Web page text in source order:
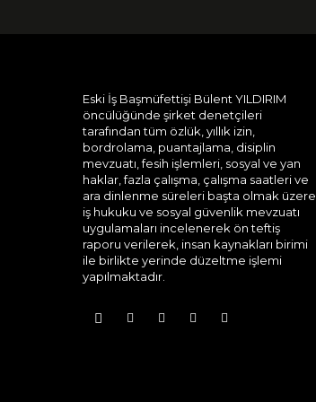
Eski İş Başmüfettişi Bülent YILDIRIM
öncülüğünde şirket denetçileri
tarafından tüm özlük, yıllık izin,
bordrolama, puantajlama, disiplin
mevzuatı, fesih işlemleri, sosyal ve yan
haklar, fazla çalışma, çalışma saatleri ve
ara dinlenme süreleri başta olmak üzere
iş hukuku ve sosyal güvenlik mevzuatı
uygulamaları incelenerek ön teftiş
raporu verilerek, insan kaynakları birimi
ile birlikte yerinde düzeltme işlemi
yapılmaktadır.